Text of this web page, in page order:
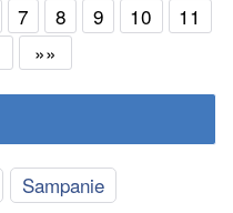
7 8 9 10
11
»»
Sampanie